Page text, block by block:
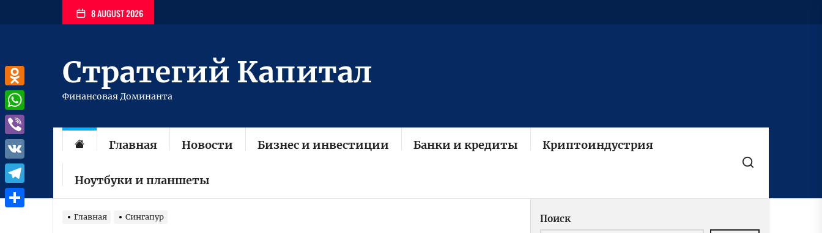
8 AUGUST 2026
Стратегий Капитал
Финансовая Доминанта
Главная Новости Бизнес и инвестиции Банки и кредиты Криптоиндустрия
Ноутбуки и планшеты
Главная Сингапур Поиск
Odnoklassniki
WhatsApp
Viber
VK
Telegram